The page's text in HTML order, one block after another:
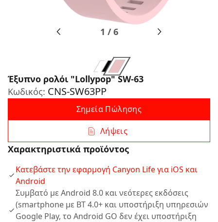
1 /6
Έξυπνο ρολόι "Lollypop" SW-63
Κωδικός: CNS-SW63PP
Σημεία Πώλησης
Λήψεις
Χαρακτηριστικά προϊόντος
Κατεβάστε την εφαρμογή Canyon Life για iOS και
Android
Συμβατό με Android 8.0 και νεότερες εκδόσεις
(smartphone με BT 4.0+ και υποστήριξη υπηρεσιών
Google Play, το Android GO δεν έχει υποστήριξη